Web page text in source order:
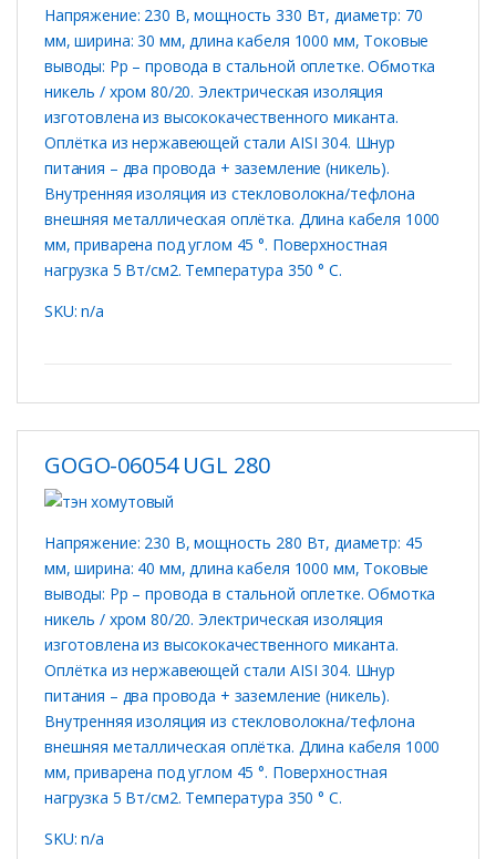
Напряжение: 230 В, мощность 330 Вт, диаметр: 70
мм, ширина: 30 мм, длина кабеля 1000 мм, Токовые
выводы: Рр – провода в стальной оплетке. Обмотка
никель / хром 80/20. Электрическая изоляция
изготовлена ​​из высококачественного миканта.
Оплётка из нержавеющей стали AISI 304. Шнур
питания – два провода + заземление (никель).
Внутренняя изоляция из стекловолокна/тефлона
внешняя металлическая оплётка. Длина кабеля 1000
мм, приварена под углом 45 °. Поверхностная
нагрузка 5 Вт/см2. Температура 350 ° C.
SKU: n/a
GOGO-06054 UGL 280
Напряжение: 230 В, мощность 280 Вт, диаметр: 45
мм, ширина: 40 мм, длина кабеля 1000 мм, Токовые
выводы: Рр – провода в стальной оплетке. Обмотка
никель / хром 80/20. Электрическая изоляция
изготовлена ​​из высококачественного миканта.
Оплётка из нержавеющей стали AISI 304. Шнур
питания – два провода + заземление (никель).
Внутренняя изоляция из стекловолокна/тефлона
внешняя металлическая оплётка. Длина кабеля 1000
мм, приварена под углом 45 °. Поверхностная
нагрузка 5 Вт/см2. Температура 350 ° C.
SKU: n/a